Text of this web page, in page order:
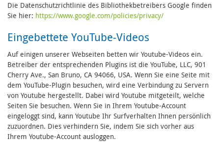
Die Datenschutzrichtlinie des Bibliothekbetreibers Google finden
Sie hier: https://www.google.com/policies/privacy/
Eingebettete YouTube-Videos
Auf einigen unserer Webseiten betten wir Youtube-Videos ein.
Betreiber der entsprechenden Plugins ist die YouTube, LLC, 901
Cherry Ave., San Bruno, CA 94066, USA. Wenn Sie eine Seite mit
dem YouTube-Plugin besuchen, wird eine Verbindung zu Servern
von Youtube hergestellt. Dabei wird Youtube mitgeteilt, welche
Seiten Sie besuchen. Wenn Sie in Ihrem Youtube-Account
eingeloggt sind, kann Youtube Ihr Surfverhalten Ihnen persönlich
zuzuordnen. Dies verhindern Sie, indem Sie sich vorher aus
Ihrem Youtube-Account ausloggen.